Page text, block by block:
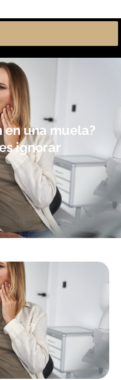
en una muela?
ignorar